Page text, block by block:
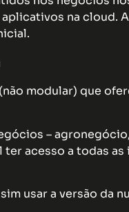
na cloud.
modular) que
–
acesso a todas
usar a versão da